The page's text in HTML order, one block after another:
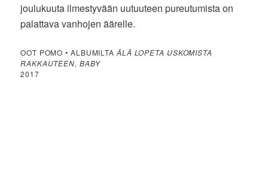
joulukuuta ilmestyvään uutuuteen pureutumista on
palattava vanhojen äärelle.
OOT POMO • ALBUMILTA ÄLÄ LOPETA USKOMISTA
RAKKAUTEEN, BABY
2017